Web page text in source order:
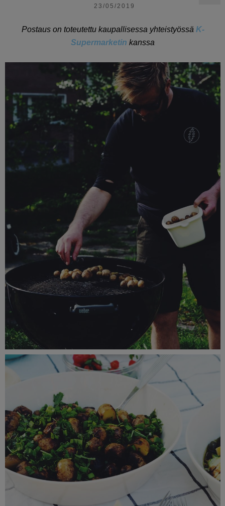
23/05/2019
Postaus on toteutettu kaupallisessa yhteistyössä K-
Supermarketin kanssa